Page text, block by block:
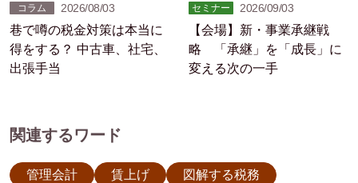
コラム 2026/08/03
巷で噂の税金対策は本当に
得をする？ 中古車、社宅、
出張手当
セミナー 2026/09/03
【会場】新・事業承継戦
略 「承継」を「成長」に
変える次の一手
関連するワード
管理会計 賃上げ
図解する税務